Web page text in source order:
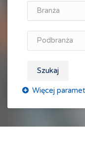
Branża
Podbranża
Szukaj